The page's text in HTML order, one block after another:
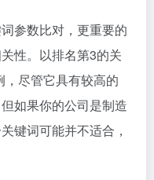
可以带来319350k的
参数比对，更重要的
性。以排名第3的关
尽管它具有较高的